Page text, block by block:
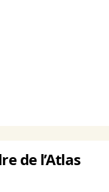
de l’Atlas